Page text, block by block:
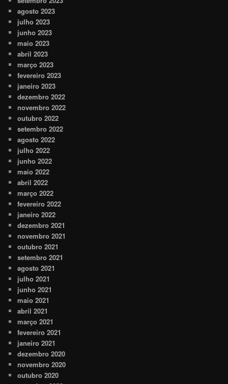
agosto 2023
julho 2023
junho 2023
maio 2023
abril 2023
março 2023
fevereiro 2023
janeiro 2023
dezembro 2022
novembro 2022
outubro 2022
setembro 2022
agosto 2022
julho 2022
junho 2022
maio 2022
abril 2022
março 2022
fevereiro 2022
janeiro 2022
dezembro 2021
novembro 2021
outubro 2021
setembro 2021
agosto 2021
julho 2021
junho 2021
maio 2021
abril 2021
março 2021
fevereiro 2021
janeiro 2021
dezembro 2020
novembro 2020
outubro 2020